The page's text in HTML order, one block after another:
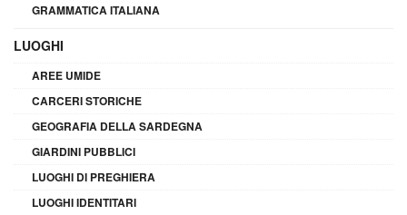
GRAMMATICA ITALIANA
LUOGHI
AREE UMIDE
CARCERI STORICHE
GEOGRAFIA DELLA SARDEGNA
GIARDINI PUBBLICI
LUOGHI DI PREGHIERA
LUOGHI IDENTITARI